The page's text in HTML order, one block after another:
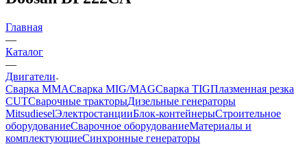
Главная
—
Каталог
—
Двигатели
Сварка MMAСварка MIG/MAGСварка TIGПлазменная резка
CUTСварочные тракторыДизельные генераторы
MitsudieselЭлектростанцииБлок-контейнерыСтроительное
оборудованиеСварочное оборудованиеМатериалы и
комплектующиеСинхронные генераторы